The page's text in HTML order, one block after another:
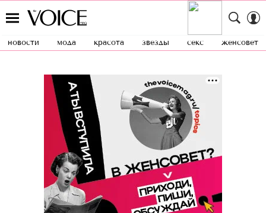
новости мода красота звезды секс женсовет